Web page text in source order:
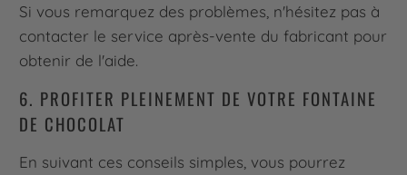
Si vous remarquez des problèmes, n'hésitez pas à
contacter le service après-vente du fabricant pour
obtenir de l'aide.
6. PROFITER PLEINEMENT DE VOTRE FONTAINE
DE CHOCOLAT
En suivant ces conseils simples, vous pourrez